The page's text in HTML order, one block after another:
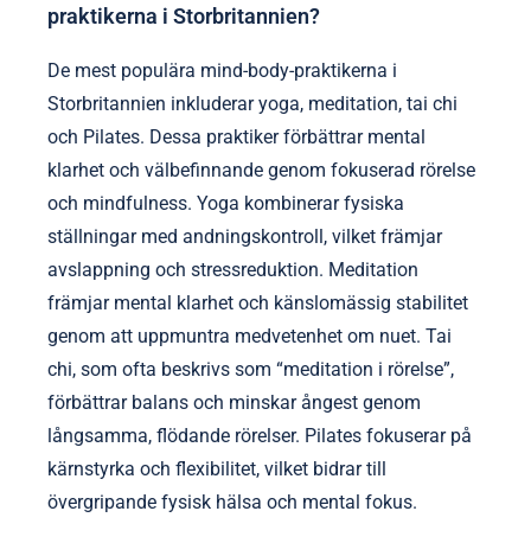
praktikerna i Storbritannien?
De mest populära mind-body-praktikerna i
Storbritannien inkluderar yoga, meditation, tai chi
och Pilates. Dessa praktiker förbättrar mental
klarhet och välbefinnande genom fokuserad rörelse
och mindfulness. Yoga kombinerar fysiska
ställningar med andningskontroll, vilket främjar
avslappning och stressreduktion. Meditation
främjar mental klarhet och känslomässig stabilitet
genom att uppmuntra medvetenhet om nuet. Tai
chi, som ofta beskrivs som “meditation i rörelse”,
förbättrar balans och minskar ångest genom
långsamma, flödande rörelser. Pilates fokuserar på
kärnstyrka och flexibilitet, vilket bidrar till
övergripande fysisk hälsa och mental fokus.